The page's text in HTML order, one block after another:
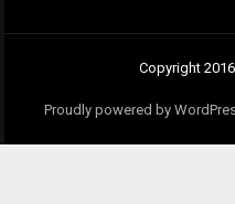
Copyright
Proudly powered by